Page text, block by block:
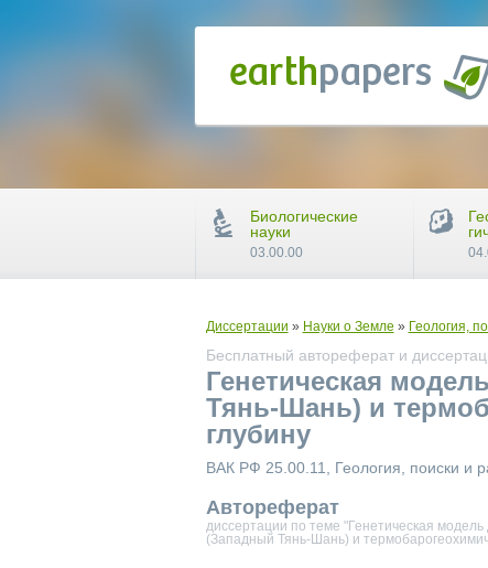
Диссертации » Науки о Земле » Геология,
Бесплатный автореферат и
Генетическая
Тянь-Шань) и
глубину
ВАК РФ 25.00.11, Геология, поиски и
Автореферат
диссертации по теме "Генетическая
(Западный Тянь-Шань) и
Биологические
науки
03.00.00